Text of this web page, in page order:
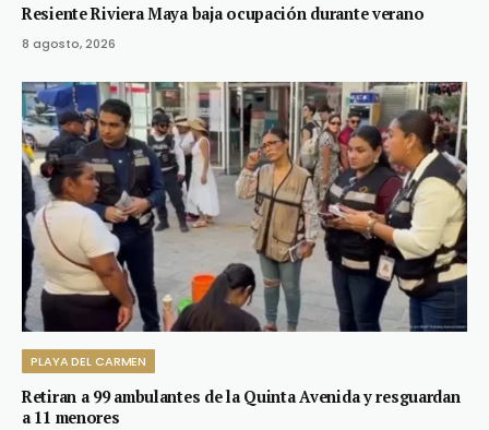
Resiente Riviera Maya baja ocupación durante verano
8 agosto, 2026
PLAYA DEL CARMEN
Retiran a 99 ambulantes de la Quinta Avenida y resguardan
a 11 menores